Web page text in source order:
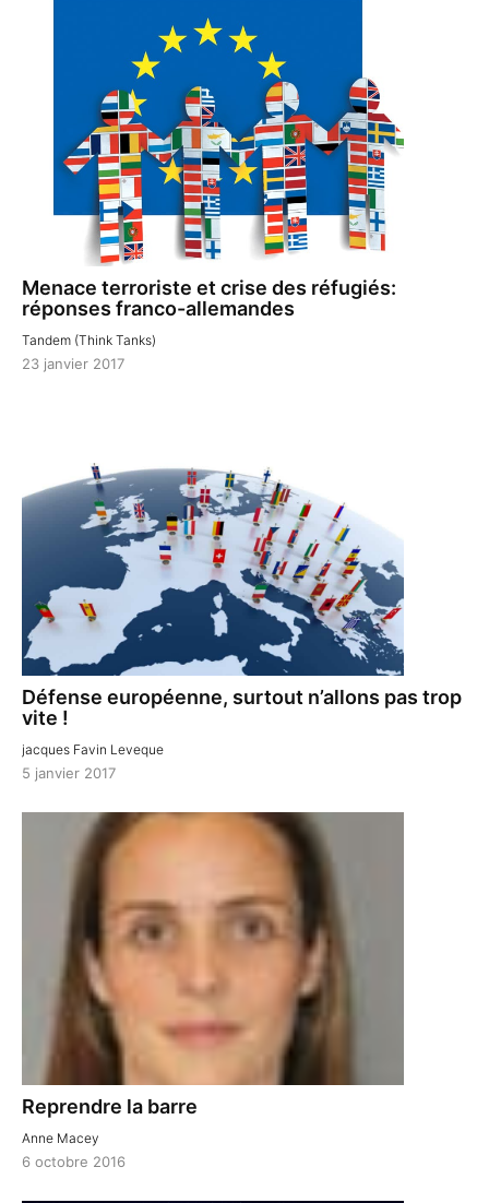
Menace terroriste et crise des réfugiés:
réponses franco-allemandes
Tandem (Think Tanks)
23 janvier 2017
Défense européenne, surtout n’allons pas trop
vite !
jacques Favin Leveque
5 janvier 2017
Reprendre la barre
Anne Macey
6 octobre 2016